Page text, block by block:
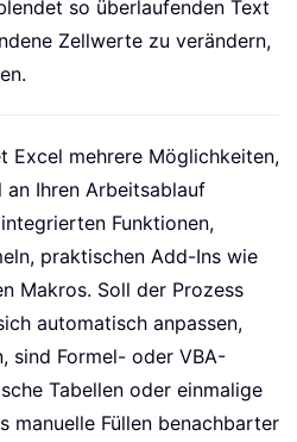
so überlaufenden Text
Zellwerte zu verändern,
Excel mehrere Möglichkeiten,
Ihren Arbeitsablauf
Funktionen,
praktischen Add-Ins wie
Makros. Soll der Prozess
automatisch anpassen,
sind Formel- oder VBA-
Tabellen oder einmalige
manuelle Füllen benachbarter